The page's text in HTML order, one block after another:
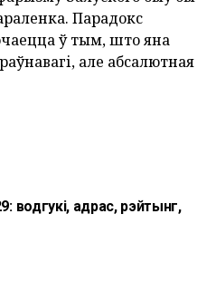
Парадокс
ў тым, што яна
але абсалютная
водгукі, адрас, рэйтынг,